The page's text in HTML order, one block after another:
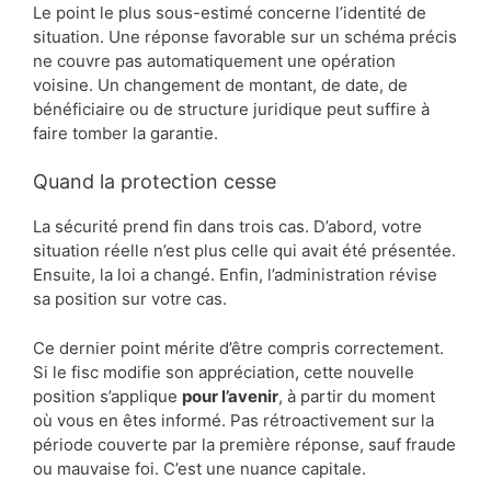
Le point le plus sous-estimé concerne l’identité de
situation. Une réponse favorable sur un schéma précis
ne couvre pas automatiquement une opération
voisine. Un changement de montant, de date, de
bénéficiaire ou de structure juridique peut suffire à
faire tomber la garantie.
Quand la protection cesse
La sécurité prend fin dans trois cas. D’abord, votre
situation réelle n’est plus celle qui avait été présentée.
Ensuite, la loi a changé. Enfin, l’administration révise
sa position sur votre cas.
Ce dernier point mérite d’être compris correctement.
Si le fisc modifie son appréciation, cette nouvelle
position s’applique pour l’avenir, à partir du moment
où vous en êtes informé. Pas rétroactivement sur la
période couverte par la première réponse, sauf fraude
ou mauvaise foi. C’est une nuance capitale.